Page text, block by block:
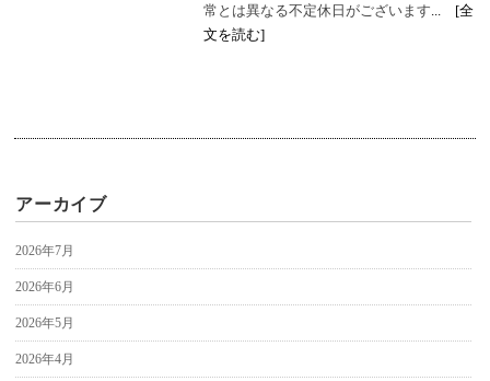
常とは異なる不定休日がございます ... [全
文を読む]
アーカイブ
2026年7月
2026年6月
2026年5月
2026年4月